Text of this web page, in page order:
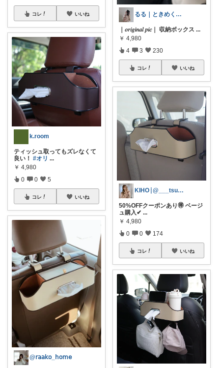
コレ いいね
k.room
ティッシュ取ってもズレなくて
良い！ #オリ ...
￥ 4,980
0 0 5
コレ いいね
@𝗋𝖺𝖺𝗄𝗈_𝗁𝗈𝗆𝖾
るる｜ときめくモノを探すひと♥︎ˊ˗
｜𝑜𝑟𝑖𝑔𝑖𝑛𝑎𝑙 𝑝𝑖𝑐｜ 収納ボックス ...
￥ 4,980
4 3 230
コレ いいね
KIHO┊@___tsumu.m6
50%OFFクーポンあり🉐 ベージ
ュ購入✔ ...
￥ 4,980
0 0 174
コレ いいね